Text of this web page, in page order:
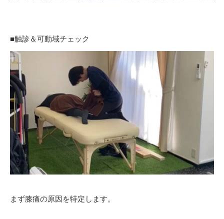
■触診＆可動域チェック
まず膝痛の原因を特定します。